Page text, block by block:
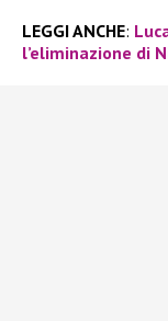
LEGGI ANCHE:
l’eliminazione di